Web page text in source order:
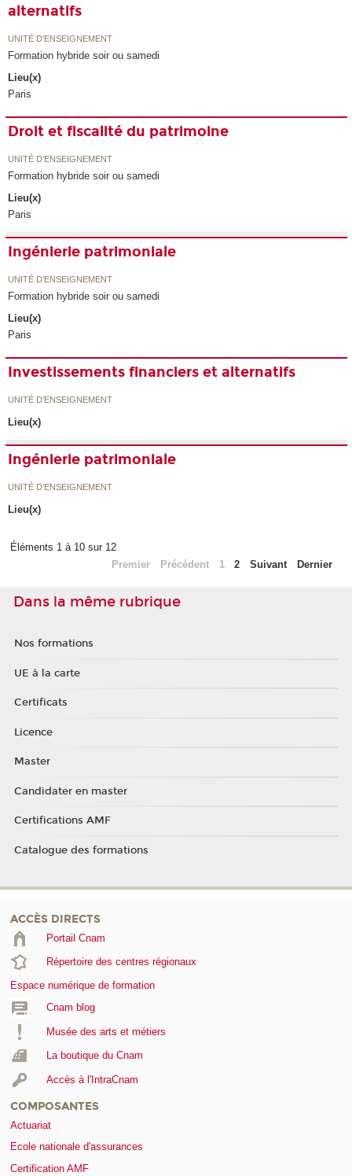
alternatifs
UNITÉ D’ENSEIGNEMENT
Formation hybride soir ou samedi
Lieu(x)
Paris
Droit et fiscalité du patrimoine
UNITÉ D’ENSEIGNEMENT
Formation hybride soir ou samedi
Lieu(x)
Paris
Ingénierie patrimoniale
UNITÉ D’ENSEIGNEMENT
Formation hybride soir ou samedi
Lieu(x)
Paris
Investissements financiers et alternatifs
UNITÉ D’ENSEIGNEMENT
Lieu(x)
Ingénierie patrimoniale
UNITÉ D’ENSEIGNEMENT
Lieu(x)
Éléments 1 à 10 sur 12
Premier
Précédent 1 2 Suivant Dernier
Dans la même rubrique
Nos formations
UE à la carte
Certificats
Licence
Master
Candidater en master
Certifications AMF
Catalogue des formations
ACCÈS DIRECTS
Portail Cnam
Répertoire des centres régionaux
Espace numérique de formation
Cnam blog
Musée des arts et métiers
La boutique du Cnam
Accès à l'IntraCnam
COMPOSANTES
Actuariat
Ecole nationale d'assurances
Certification AMF